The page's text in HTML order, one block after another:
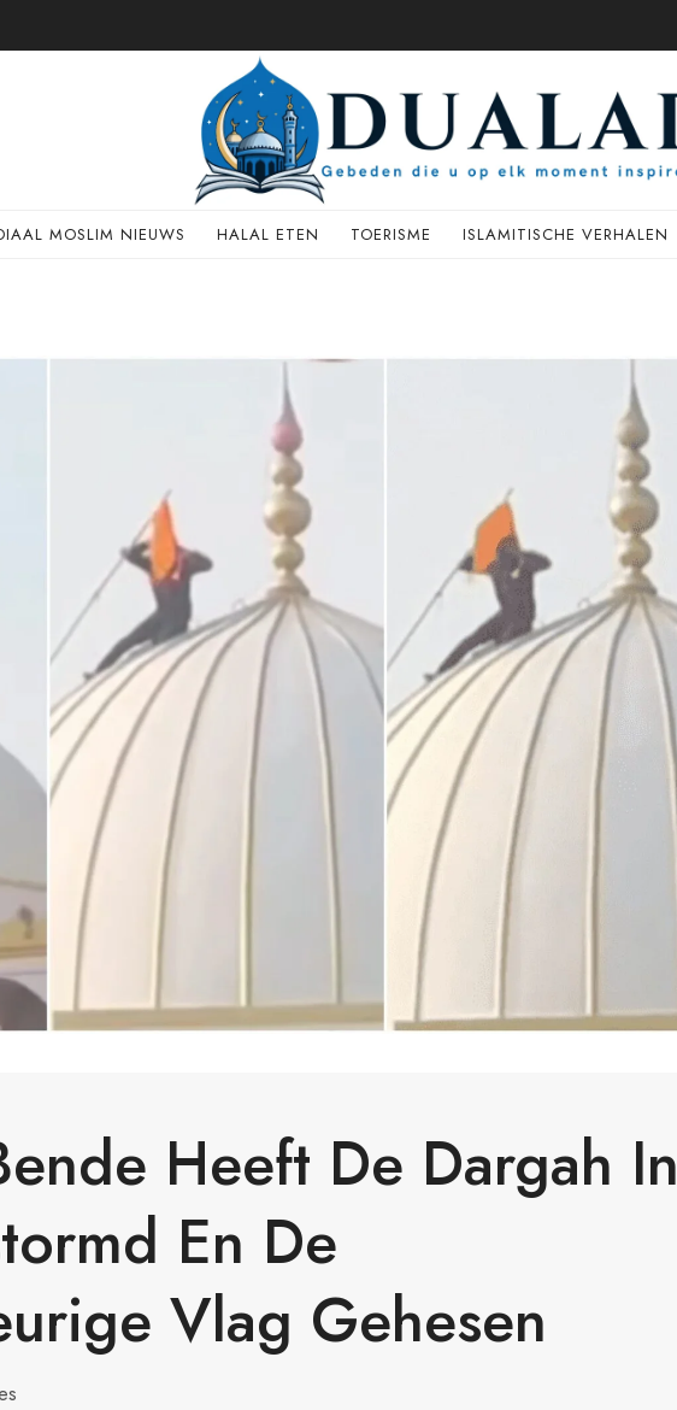
MOSLIM NIEUWS HALAL ETEN TOERISME ISLAMITISCHE VERHALEN
Heeft De Dargah In
En De
Vlag Gehesen